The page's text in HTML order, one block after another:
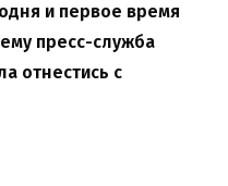
и первое время
пресс-служба
отнестись с